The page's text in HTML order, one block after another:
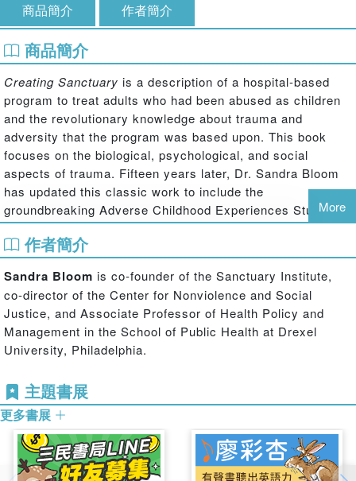
商品簡介 作者簡介
商品簡介
Creating Sanctuary is a description of a hospital-based
program to treat adults who had been abused as children
and the revolutionary knowledge about trauma and
adversity that the program was based upon. This book
focuses on the biological, psychological, and social
aspects of trauma. Fifteen years later, Dr. Sandra Bloom
has updated this classic work to include the
groundbreaking Adverse Childhood Experiences Study
that came out in 1998, information about Epigenetics, and
new material about what we know about the brain and
This book is for courses in counseling, social work, and
clinical psychology on mental health, trauma, and trauma
theory.
More
作者簡介
Sandra Bloom is co-founder of the Sanctuary Institute,
co-director of the Center for Nonviolence and Social
Justice, and Associate Professor of Health Policy and
Management in the School of Public Health at Drexel
University, Philadelphia.
主題書展
更多書展